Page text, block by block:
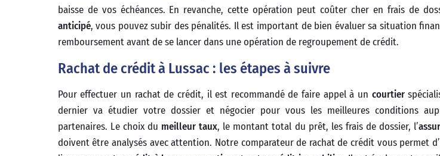
baisse de vos échéances. En revanche, cette opération peut coûter cher en frais de
anticipé, vous pouvez subir des pénalités. Il est important de bien évaluer sa situation
remboursement avant de se lancer dans une opération de regroupement de crédit.
Rachat de crédit à Lussac : les étapes à suivre
Pour effectuer un rachat de crédit, il est recommandé de faire appel à un courtier
dernier va étudier votre dossier et négocier pour vous les meilleures conditions
partenaires. Le choix du meilleur taux, le montant total du prêt, les frais de dossier, l’
doivent être analysés avec attention. Notre comparateur de rachat de crédit vous permet